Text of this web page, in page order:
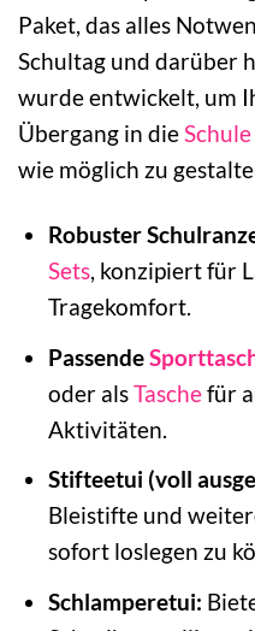
Paket, das alles
Schultag und darüber
wurde entwickelt, um
Übergang in die Schule
wie möglich zu
Robuster
Sets, konzipiert für
Tragekomfort.
Passende
oder alsTaschefür
Aktivitäten.
Stifteetui (voll
Bleistifte und
sofort loslegen zu
Schlamperetui: